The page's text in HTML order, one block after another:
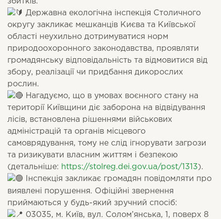
Державна екологічна інспекція Столичного
округу закликає мешканців Києва та Київської
області неухильно дотримуватися норм
природоохоронного законодавства, проявляти
громадянську відповідальність та відмовитися від
збору, реалізації чи придбання дикорослих
рослин.
Нагадуємо, що в умовах воєнного стану на
території Київщини діє заборона на відвідування
лісів, встановлена рішеннями військових
адміністрацій та органів місцевого
самоврядування, тому не слід ігнорувати загрози
та ризикувати власним життям і безпекою
(детальніше: https://stolreg.dei.gov.ua/post/1313).
Інспекція закликає громадян повідомляти про
виявлені порушення. Офіційні звернення
приймаються у будь-який зручний спосіб:
03035, м. Київ, вул. Солом’янська, 1, поверх 8